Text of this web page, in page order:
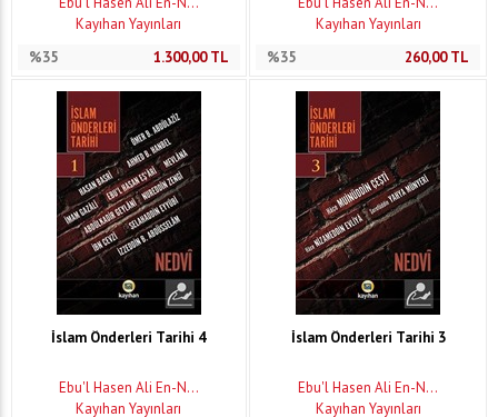
Kayıhan Yayınları
%35
1.300,00TL
Kayıhan Yayınları
%35
260,00TL
İslam Önderleri Tarihi 4
Ebu'l Hasen Ali En-N...
Kayıhan Yayınları
İslam Önderleri Tarihi 3
Ebu'l Hasen Ali En-N...
Kayıhan Yayınları